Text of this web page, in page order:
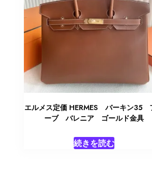
エルメス定価 HERMES バーキン35
ーブ バレニア ゴールド金具
続きを読む